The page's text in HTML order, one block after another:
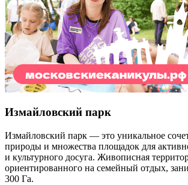
Измайловский парк
Измайловский парк — это уникальное
природы и множества площадок для
и культурного досуга. Живописная
ориентированного на семейный отдых,
300 Га.